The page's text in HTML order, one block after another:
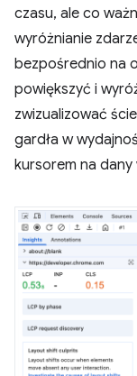
czasu, ale co
wyróżnianie
bezpośrednio na
powiększyć i
zwizualizować
gardła w
kursorem na dany